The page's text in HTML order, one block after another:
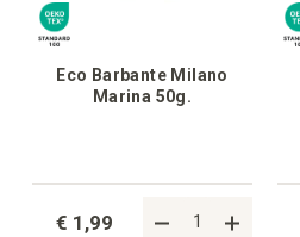
Eco Barbante Milano
Marina 50g.
€ 1,99